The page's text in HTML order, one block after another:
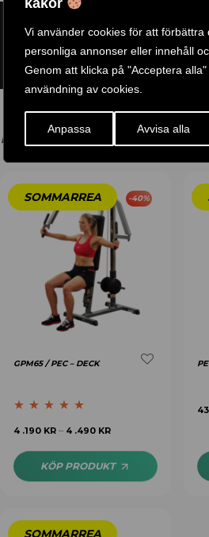
kakor
Vi använder cookies för att förbättra
personliga annonser eller innehåll
Genom att klicka på "Acceptera
användning av cookies.
Anpassa Avvisa alla
ARTIKELNR:
ETIKETT:
GTIN:
PF1435
DU GILLAR KANSKE
-40%
GPM65 / PEC – DECK
Betygsatt
5.00
4 .190 KR – 4 .490 KR
KÖP PRODUKT